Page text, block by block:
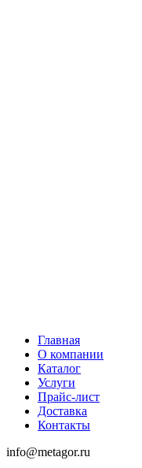
Главная
О компании
Каталог
Услуги
Прайс-лист
Доставка
Контакты
info@metagor.ru